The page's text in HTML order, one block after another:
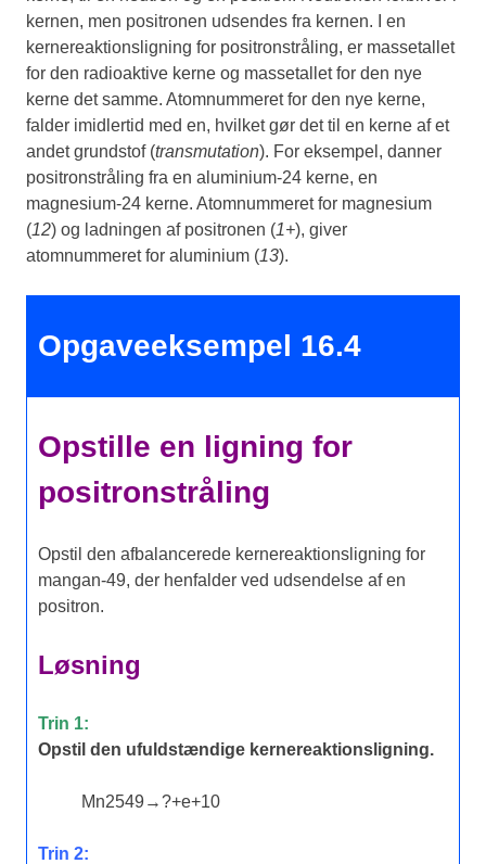
kernen, men positronen udsendes fra kernen. I en
kernereaktionsligning for positronstråling, er massetallet
for den radioaktive kerne og massetallet for den nye
kerne det samme. Atomnummeret for den nye kerne,
falder imidlertid med en, hvilket gør det til en kerne af et
andet grundstof (transmutation). For eksempel, danner
positronstråling fra en aluminium-24 kerne, en
magnesium-24 kerne. Atomnummeret for magnesium
(12) og ladningen af positronen (1+), giver
atomnummeret for aluminium (13).
Opgaveeksempel 16.4
Opstille en ligning for
positronstråling
Opstil den afbalancerede kernereaktionsligning for
mangan-49, der henfalder ved udsendelse af en
positron.
Løsning
Trin 1:
Opstil den ufuldstændige kernereaktionsligning.
Mn2549 →?+e+10
Trin 2: